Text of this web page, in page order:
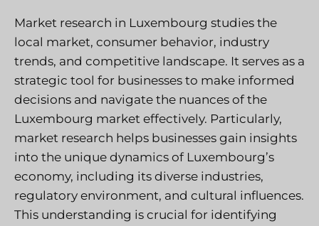
Market research in Luxembourg studies the
local market, consumer behavior, industry
trends, and competitive landscape. It serves as a
strategic tool for businesses to make informed
decisions and navigate the nuances of the
Luxembourg market effectively. Particularly,
market research helps businesses gain insights
into the unique dynamics of Luxembourg’s
economy, including its diverse industries,
regulatory environment, and cultural influences.
This understanding is crucial for identifying